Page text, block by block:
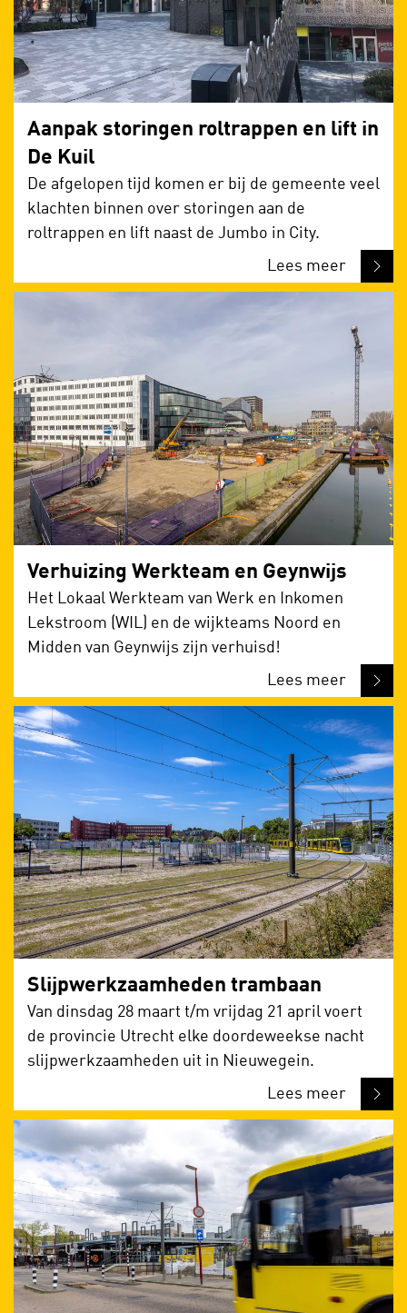
Aanpak storingen roltrappen en lift in
De Kuil
De afgelopen tijd komen er bij de gemeente veel
klachten binnen over storingen aan de
roltrappen en lift naast de Jumbo in City.
Lees meer
Verhuizing Werkteam en Geynwijs
Het Lokaal Werkteam van Werk en Inkomen
Lekstroom (WIL) en de wijkteams Noord en
Midden van Geynwijs zijn verhuisd!
Lees meer
Slijpwerkzaamheden trambaan
Van dinsdag 28 maart t/m vrijdag 21 april voert
de provincie Utrecht elke doordeweekse nacht
slijpwerkzaamheden uit in Nieuwegein.
Lees meer